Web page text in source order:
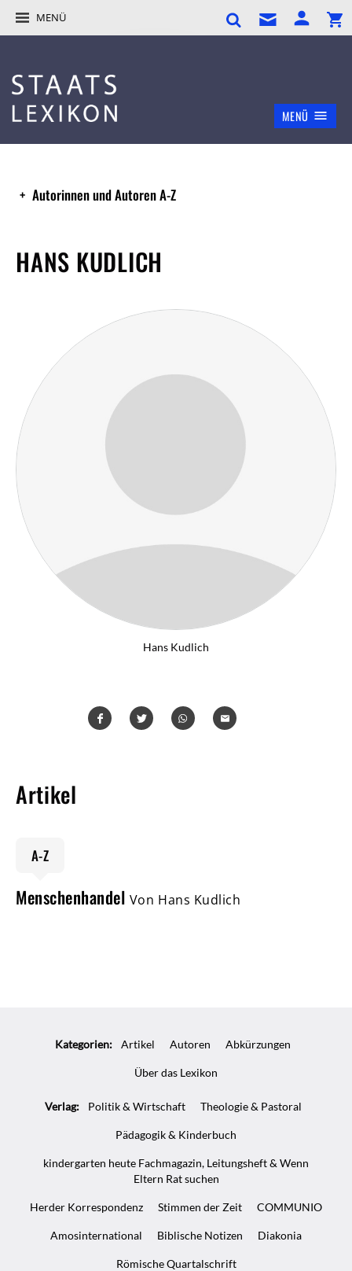
MENÜ
MENÜ
Autorinnen und Autoren A-Z
HANS KUDLICH
Hans Kudlich
Artikel
A-Z
Menschenhandel Von Hans Kudlich
Kategorien: Artikel Autoren Abkürzungen
Über das Lexikon
Verlag: Politik & Wirtschaft Theologie & Pastoral
Pädagogik & Kinderbuch
kindergarten heute Fachmagazin, Leitungsheft & Wenn
Eltern Rat suchen
Herder Korrespondenz Stimmen der Zeit COMMUNIO
Amosinternational Biblische Notizen Diakonia
Römische Quartalschrift